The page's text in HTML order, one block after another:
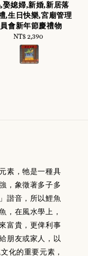
娶媳婦,新婚,新居落
,生日快樂,宮廟管理
會新年節慶禮物
Regular
price
NT$ 2,390
素，牠是一種具
，象徵著多子多
諧音，所以鯉魚
，在風水學上，
富貴，更俾利事
朋友或家人，以
化的重要元素，